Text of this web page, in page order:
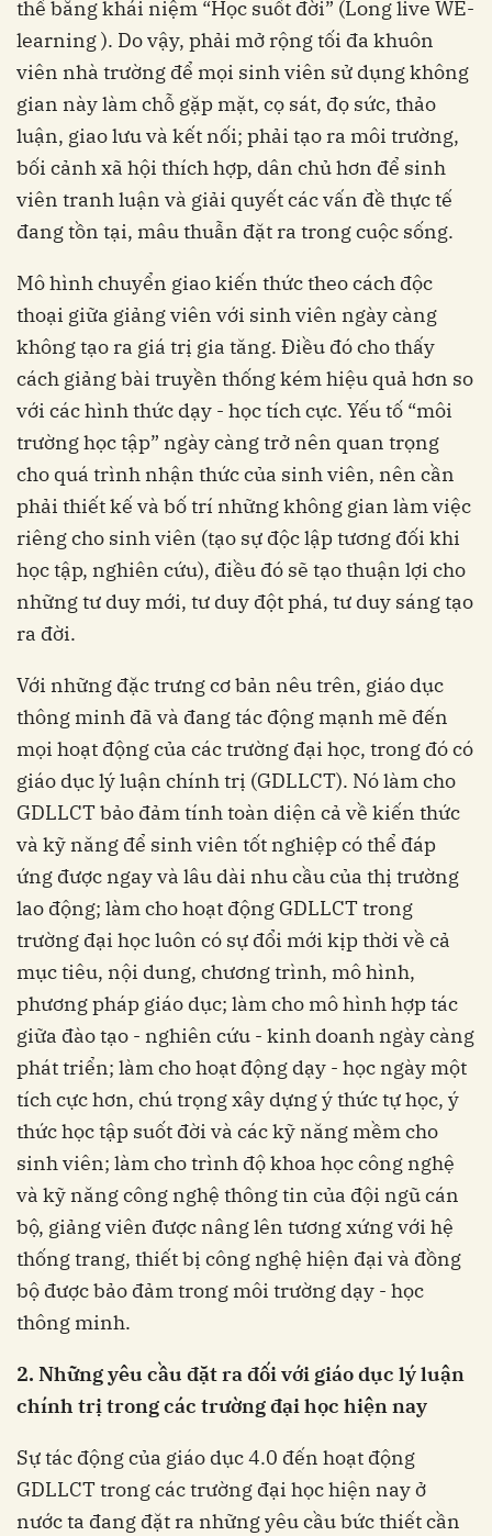
thế bằng khái niệm “Học suốt đời” (Long live WE-
learning ). Do vậy, phải mở rộng tối đa khuôn
viên nhà trường để mọi sinh viên sử dụng không
gian này làm chỗ gặp mặt, cọ sát, đọ sức, thảo
luận, giao lưu và kết nối; phải tạo ra môi trường,
bối cảnh xã hội thích hợp, dân chủ hơn để sinh
viên tranh luận và giải quyết các vấn đề thực tế
đang tồn tại, mâu thuẫn đặt ra trong cuộc sống.
Mô hình chuyển giao kiến thức theo cách độc
thoại giữa giảng viên với sinh viên ngày càng
không tạo ra giá trị gia tăng. Điều đó cho thấy
cách giảng bài truyền thống kém hiệu quả hơn so
với các hình thức dạy - học tích cực. Yếu tố “môi
trường học tập” ngày càng trở nên quan trọng
cho quá trình nhận thức của sinh viên, nên cần
phải thiết kế và bố trí những không gian làm việc
riêng cho sinh viên (tạo sự độc lập tương đối khi
học tập, nghiên cứu), điều đó sẽ tạo thuận lợi cho
những tư duy mới, tư duy đột phá, tư duy sáng tạo
ra đời.
Với những đặc trưng cơ bản nêu trên, giáo dục
thông minh đã và đang tác động mạnh mẽ đến
mọi hoạt động của các trường đại học, trong đó có
giáo dục lý luận chính trị (GDLLCT). Nó làm cho
GDLLCT bảo đảm tính toàn diện cả về kiến thức
và kỹ năng để sinh viên tốt nghiệp có thể đáp
ứng được ngay và lâu dài nhu cầu của thị trường
lao động; làm cho hoạt động GDLLCT trong
trường đại học luôn có sự đổi mới kịp thời về cả
mục tiêu, nội dung, chương trình, mô hình,
phương pháp giáo dục; làm cho mô hình hợp tác
giữa đào tạo - nghiên cứu - kinh doanh ngày càng
phát triển; làm cho hoạt động dạy - học ngày một
tích cực hơn, chú trọng xây dựng ý thức tự học, ý
thức học tập suốt đời và các kỹ năng mềm cho
sinh viên; làm cho trình độ khoa học công nghệ
và kỹ năng công nghệ thông tin của đội ngũ cán
bộ, giảng viên được nâng lên tương xứng với hệ
thống trang, thiết bị công nghệ hiện đại và đồng
bộ được bảo đảm trong môi trường dạy - học
thông minh.
2. Những yêu cầu đặt ra đối với giáo dục lý luận
chính trị trong các trường đại học hiện nay
Sự tác động của giáo dục 4.0 đến hoạt động
GDLLCT trong các trường đại học hiện nay ở
nước ta đang đặt ra những yêu cầu bức thiết cần